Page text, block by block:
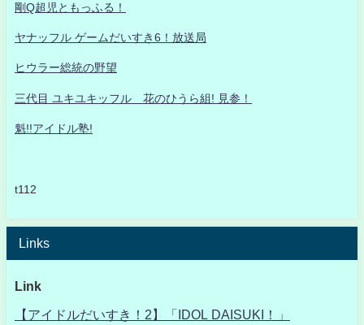
剛Q超児ともっふる！
ヤナッフル ゲームだいすき6！放送局
ヒウラー総統の野望
三代目 ユキユキッフル 花のひうら組! 見参！
魁!!アイドル塾!
t112
Links
Link
【アイドルだいすき！2】「IDOL DAISUKI！」